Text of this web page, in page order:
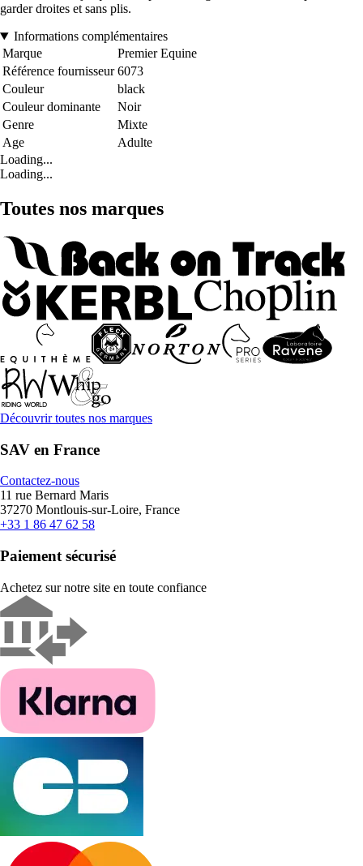
garder droites et sans plis.
Informations complémentaires
Marque
Premier Equine
Référence fournisseur 6073
Couleur
black
Couleur dominante
Noir
Genre
Mixte
Age
Adulte
Loading...
Loading...
Toutes nos marques
Découvrir toutes nos marques
SAV en France
Contactez-nous
11 rue Bernard Maris
37270 Montlouis-sur-Loire, France
+33 1 86 47 62 58
Paiement sécurisé
Achetez sur notre site en toute confiance